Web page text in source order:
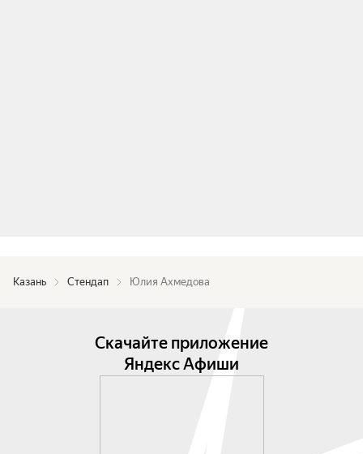
Казань Стендап Юлия Ахмедова
Скачайте приложение
Яндекс Афиши